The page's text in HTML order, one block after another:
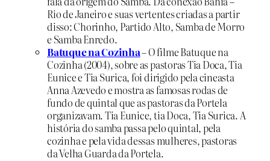
Rio de Janeiro e suas vertentes criadas a partir
disso: Chorinho, Partido Alto, Samba de Morro
e Samba Enredo.
Batuque na Cozinha–O filme Batuque na
Cozinha (2004), sobre as pastoras Tia Doca, Tia
Eunice e Tia Surica, foi dirigido pela cineasta
Anna Azevedo e mostra as famosas rodas de
fundo de quintal que as pastoras da Portela
organizavam. Tia Eunice, tia Doca, Tia Surica. A
história do samba passa pelo quintal, pela
cozinha e pela vida dessas mulheres, pastoras
da Velha Guarda da Portela.